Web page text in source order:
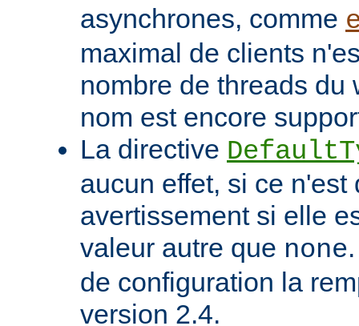
asynchrones, comme
maximal de clients
nombre de threads du
nom est encore
La directive
aucun effet, si ce n'est
avertissement si elle
valeur autre que none
de configuration la
version 2.4.